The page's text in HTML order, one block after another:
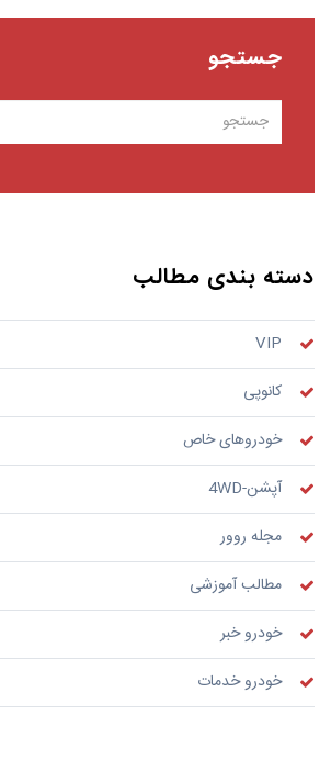
جستجو
دسته بندی مطالب
VIP
کانوپی
خودروهای خاص
آپشن-4WD
مجله روور
مطالب آموزشی
خودرو خبر
خودرو خدمات